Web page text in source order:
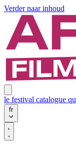
Verder naar inhoud
le festival catalogue
fr